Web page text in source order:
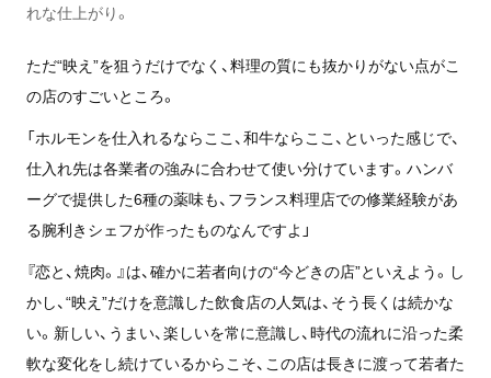
れな仕上がり。
ただ“映え”を狙うだけでなく、料理の質にも抜かりがない点がこ
の店のすごいところ。
「ホルモンを仕入れるならここ、和牛ならここ、といった感じで、
仕入れ先は各業者の強みに合わせて使い分けています。ハンバ
ーグで提供した6種の薬味も、フランス料理店での修業経験があ
る腕利きシェフが作ったものなんですよ」
『恋と、焼肉。』は、確かに若者向けの“今どきの店”といえよう。し
かし、“映え”だけを意識した飲食店の人気は、そう長くは続かな
い。新しい、うまい、楽しいを常に意識し、時代の流れに沿った柔
軟な変化をし続けているからこそ、この店は長きに渡って若者た